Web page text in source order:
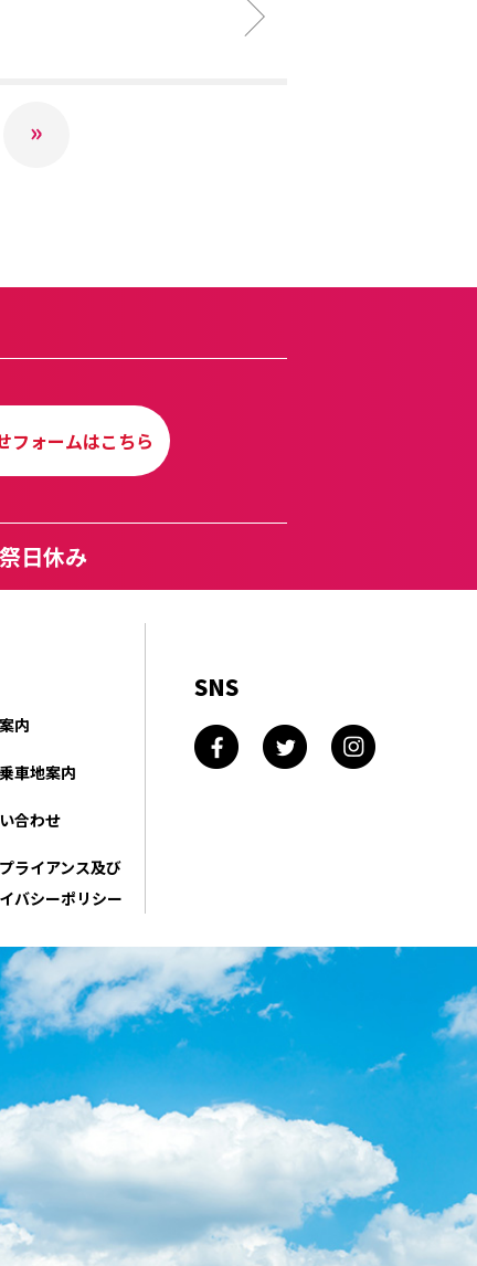
»
フォームはこちら
日休み
内
車地案内
合わせ
ライアンス及び
バシーポリシー
SNS